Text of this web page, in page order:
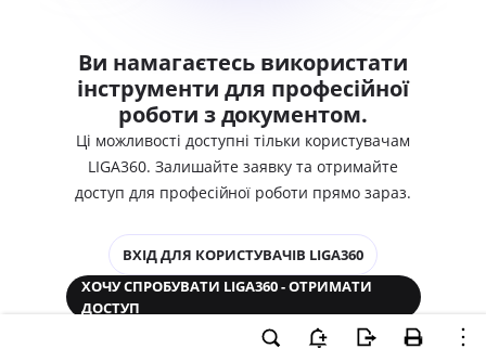
Ви намагаєтесь використати
інструменти для професійної
роботи з документом.
Ці можливості доступні тільки користувачам
LIGA360. Залишайте заявку та отримайте
доступ для професійної роботи прямо зараз.
ВХІД ДЛЯ КОРИСТУВАЧІВ LIGA360
ХОЧУ СПРОБУВАТИ LIGA360 - ОТРИМАТИ
ДОСТУП
Законодавство та аналітика